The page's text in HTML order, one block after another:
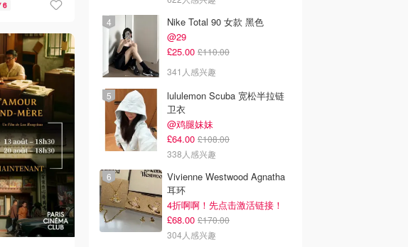
6
Nike Total 90 女款 黑色
@29
£25.00 £110.00
341人感兴趣
lululemon Scuba 宽松半拉链
卫衣
@鸡腿妹妹
£64.00 £108.00
338人感兴趣
Vivienne Westwood Agnatha
耳环
4折啊啊！先点击激活链接！
£68.00 £170.00
304人感兴趣